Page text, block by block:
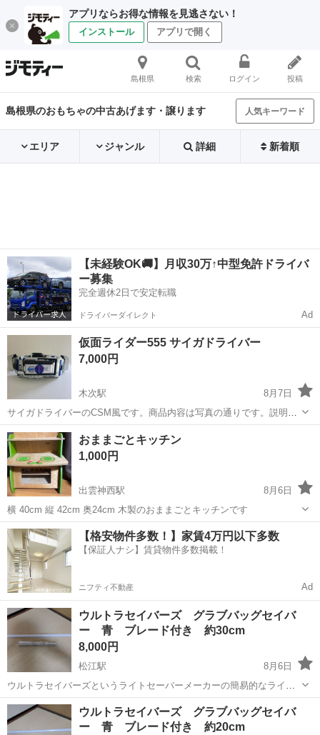
アプリならお得な情報を見逃さない！
インストール アプリで開く
島根県 検索 ログイン 投稿
島根県のおもちゃの中古あげます・譲ります 人気キーワード
エリア ジャンル 詳細 新着順
【未経験OK🚚】月収30万↑中型免許ドライバ
ー募集
完全週休2日で安定転職
ドライバーダイレクト Ad
仮面ライダー555 サイガドライバー
7,000円
木次駅
8月7日
サイガドライバーのCSM風です。商品内容は写真の通りです。説明書
ありません。 数回遊びました。海外勢品なので傷などあります。
「CSMは高くて買えない、でも気分は味わいたい」 という方にはおす
すめです。 ※遊び方補足 トリ...
島根 雲南市 木次駅 ミニカー
おままごとキッチン
1,000円
出雲神西駅
8月6日
横 40cm 縦 42cm 奥24cm 木製のおままごとキッチンです
島根 出雲市 出雲神西駅 おもちゃ ままごとキッチン
【格安物件多数！】家賃4万円以下多数
【保証人ナシ】賃貸物件多数掲載！
ニフティ不動産 Ad
ウルトラセイバーズ グラブバッグセイバ
ー 青 ブレード付き 約30cm
8,000円
松江駅
8月6日
ウルトラセイバーズというライトセーバーメーカーの簡易的なライト
セーバーです。 音は鳴らずブレード発光のみ 動力は単４電池×4 ブレ
ードは本体と脱着可能。イモネジにて固定（六角レンチは付属しませ
ん） 大きさは写真を参考...
島根 松江市 松江駅 おもちゃ ライトセーバー
ウルトラセイバーズ グラブバッグセイバ
ー 青 ブレード付き 約20cm